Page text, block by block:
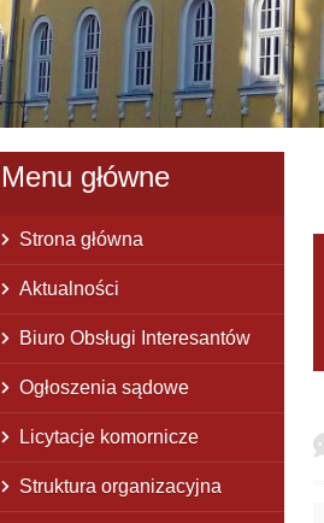
Menu główne
Strona główna
Aktualności
Biuro Obsługi Interesantów
Ogłoszenia sądowe
Licytacje komornicze
Struktura organizacyjna